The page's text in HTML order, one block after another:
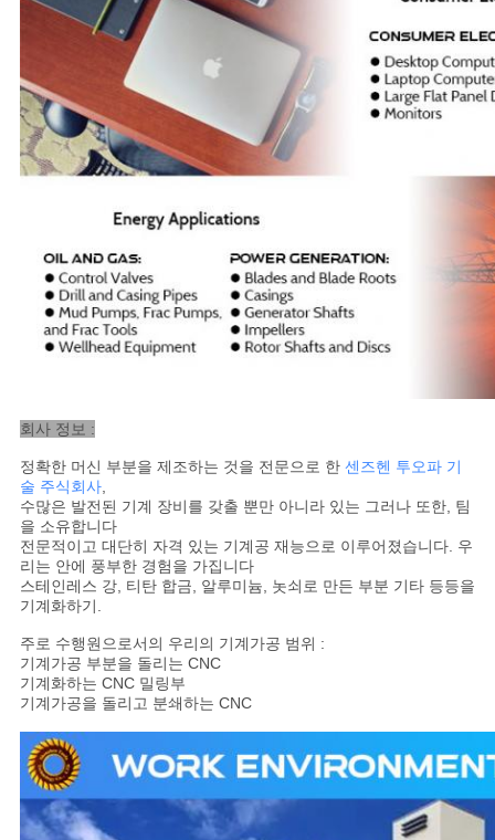
회사 정보 :
정확한 머신 부분을 제조하는 것을 전문으로 한 센즈헨 투오파 기
술 주식회사,
수많은 발전된 기계 장비를 갖출 뿐만 아니라 있는 그러나 또한, 팀
을 소유합니다
전문적이고 대단히 자격 있는 기계공 재능으로 이루어졌습니다. 우
리는 안에 풍부한 경험을 가집니다
스테인레스 강, 티탄 합금, 알루미늄, 놋쇠로 만든 부분 기타 등등을
기계화하기.
주로 수행원으로서의 우리의 기계가공 범위 :
기계가공 부분을 돌리는 CNC
기계화하는 CNC 밀링부
기계가공을 돌리고 분쇄하는 CNC